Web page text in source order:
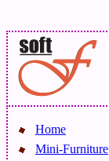
Home
Mini-Furniture